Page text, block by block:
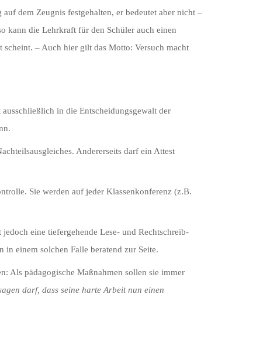
dem Zeugnis festgehalten, er bedeutet aber nicht –
kann die Lehrkraft für den Schüler auch einen
scheint. – Auch hier gilt das Motto: Versuch macht
in die Entscheidungsgewalt der
Andererseits darf ein Attest
Sie werden auf jeder Klassenkonferenz (z.B.
eine tiefergehende Lese- und Rechtschreib-
einem solchen Falle beratend zur Seite.
Als pädagogische Maßnahmen sollen sie immer
darf, dass seine harte Arbeit nun einen